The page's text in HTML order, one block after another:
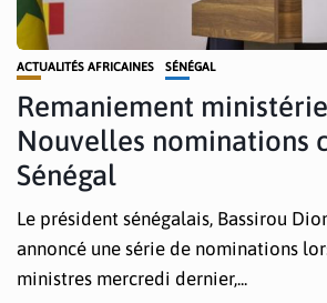
ACTUALITÉS AFRICAINES SÉNÉGAL
Remaniement
Nouvelles nominations
Sénégal
Le président sénégalais, Bassirou
annoncé une série de nominations
ministres mercredi dernier,...